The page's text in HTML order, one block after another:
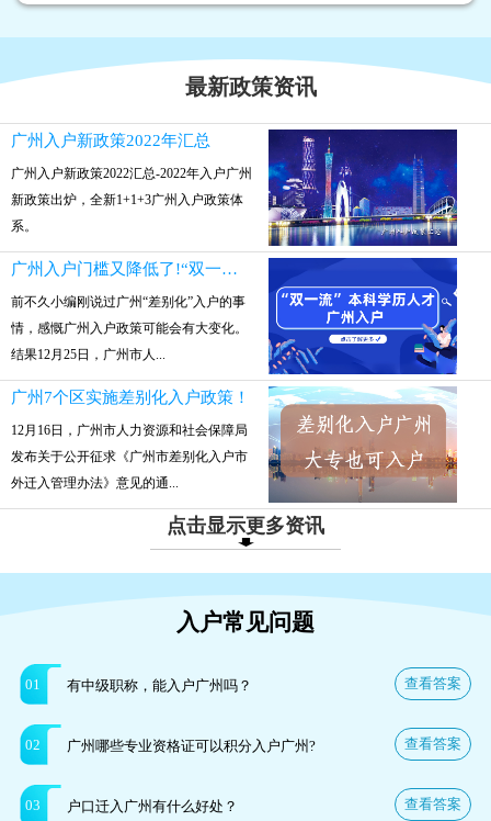
最新政策资讯
广州入户新政策2022年汇总
广州入户新政策2022汇总-2022年入户广州
新政策出炉，全新1+1+3广州入户政策体
系。
广州入户门槛又降低了!“双一流”本科参保就可入户
前不久小编刚说过广州“差别化”入户的事
情，感慨广州入户政策可能会有大变化。
结果12月25日，广州市人...
广州7个区实施差别化入户政策！
12月16日，广州市人力资源和社会保障局
发布关于公开征求《广州市差别化入户市
外迁入管理办法》意见的通...
点击显示更多资讯
入户常见问题
查看答案
01 有中级职称，能入户广州吗？
查看答案
02 广州哪些专业资格证可以积分入户广州?
查看答案
03 户口迁入广州有什么好处？